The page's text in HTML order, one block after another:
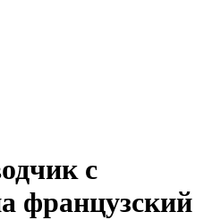
с
французский